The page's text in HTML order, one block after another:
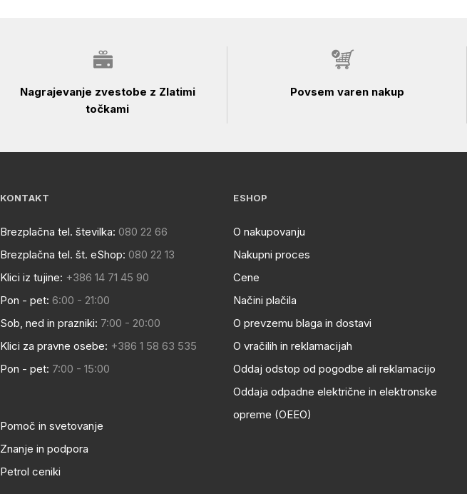
Nagrajevanje zvestobe z Zlatimi
točkami
Povsem varen nakup
KONTAKT
Brezplačna tel. številka: 080 22 66
Brezplačna tel. št. eShop: 080 22 13
Klici iz tujine: +386 14 71 45 90
Pon - pet: 6:00 - 21:00
Sob, ned in prazniki: 7:00 - 20:00
Klici za pravne osebe: +386 1 58 63 535
Pon - pet: 7:00 - 15:00
Pomoč in svetovanje
Znanje in podpora
Petrol ceniki
ESHOP
O nakupovanju
Nakupni proces
Cene
Načini plačila
O prevzemu blaga in dostavi
O vračilih in reklamacijah
Oddaj odstop od pogodbe ali reklamacijo
Oddaja odpadne električne in elektronske
opreme (OEEO)